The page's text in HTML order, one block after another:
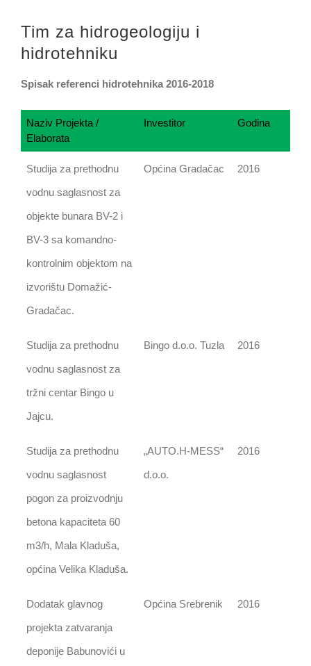
Tim za hidrogeologiju i
hidrotehniku
Spisak referenci hidrotehnika 2016-2018
Naziv Projekta /
Elaborata
Investitor Godina
Studija za prethodnu
vodnu saglasnost za
objekte bunara BV-2 i
BV-3 sa komandno-
kontrolnim objektom na
izvorištu Domažić-
Gradačac.
Općina Gradačac 2016
Studija za prethodnu
vodnu saglasnost za
tržni centar Bingo u
Jajcu.
Bingo d.o.o. Tuzla 2016
Studija za prethodnu
vodnu saglasnost
pogon za proizvodnju
betona kapaciteta 60
m3/h, Mala Kladuša,
općina Velika Kladuša.
„AUTO.H-MESS“
d.o.o.
2016
Dodatak glavnog
projekta zatvaranja
deponije Babunovići u
Općina Srebrenik 2016